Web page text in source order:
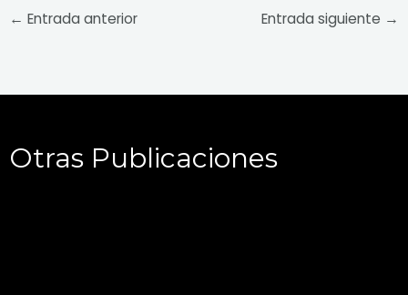
← Entrada anterior Entrada siguiente →
Otras Publicaciones